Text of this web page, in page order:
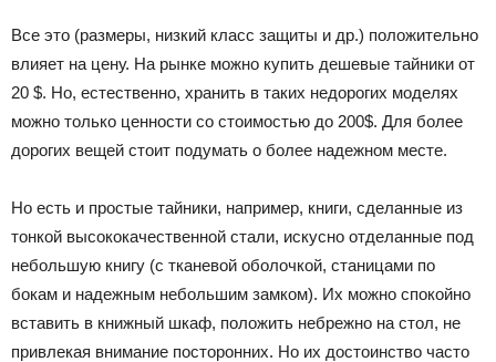
Все это (размеры, низкий класс защиты и др.) положительно
влияет на цену. На рынке можно купить дешевые тайники от
20 $. Но, естественно, хранить в таких недорогих моделях
можно только ценности со стоимостью до 200$. Для более
дорогих вещей стоит подумать о более надежном месте.
Но есть и простые тайники, например, книги, сделанные из
тонкой высококачественной стали, искусно отделанные под
небольшую книгу (с тканевой оболочкой, станицами по
бокам и надежным небольшим замком). Их можно спокойно
вставить в книжный шкаф, положить небрежно на стол, не
привлекая внимание посторонних. Но их достоинство часто